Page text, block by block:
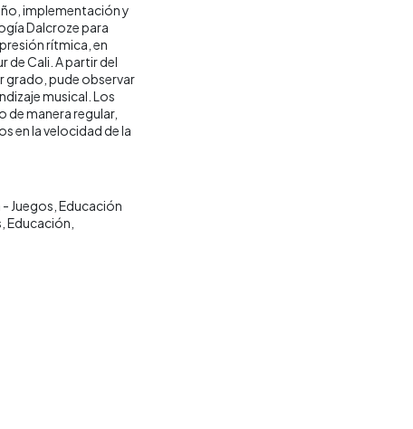
implementación y
Dalcroze para
rítmica, en
de Cali. A partir del
grado, pude observar
musical. Los
de manera regular,
en la velocidad de la
Juegos Educación
Educación